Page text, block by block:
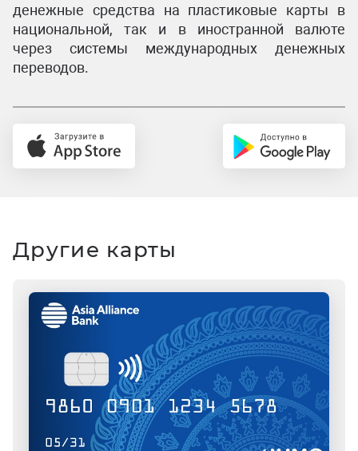
денежные средства на пластиковые карты в
национальной, так и в иностранной валюте
через системы международных денежных
переводов.
Другие карты